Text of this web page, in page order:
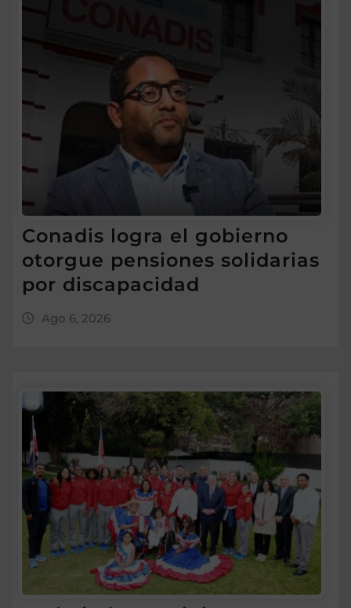
Conadis logra el gobierno
otorgue pensiones solidarias
por discapacidad
Ago 6, 2026